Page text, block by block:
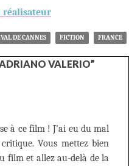
réalisateur
DE CANNES FICTION FRANCE
VALERIO”
à ce film ! J’ai eu du mal
Vous mettez bien
film et allez au-delà de la